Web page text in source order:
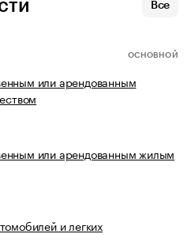
Все
ОСНОВНОЙ
или арендованным
или арендованным жилым
и легких